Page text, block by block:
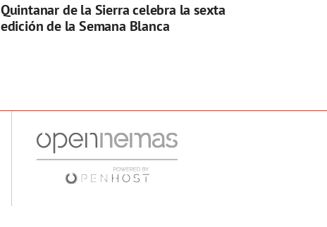
Quintanar de la Sierra celebra la sexta
edición de la Semana Blanca